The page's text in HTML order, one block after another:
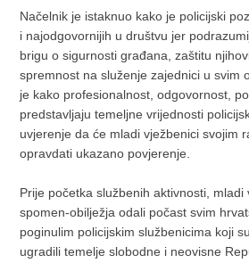
Načelnik je istaknuo kako je policijski
i najodgovornijih u društvu jer
brigu o sigurnosti građana, zaštitu
spremnost na služenje zajednici u svim
je kako profesionalnost, odgovornost,
predstavljaju temeljne vrijednosti
uvjerenje da će mladi vježbenici svojim
opravdati ukazano povjerenje.
Prije početka službenih aktivnosti, mladi
spomen-obilježja odali počast svim
poginulim policijskim službenicima koji
ugradili temelje slobodne i neovisne